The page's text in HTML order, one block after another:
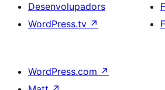
Desenvolupadors
WordPress.tv ↗
WordPress.com ↗